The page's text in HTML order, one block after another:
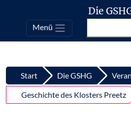
Top
Zum Inhalt springen
Die
Menü
Start Die GSHG
Geschichte des Klosters Preetz